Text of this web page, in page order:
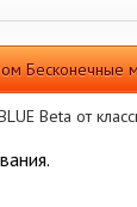
Бесконечные
Beta от